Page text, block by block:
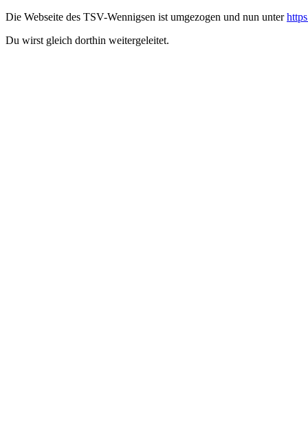
Die Webseite des TSV-Wennigsen ist umgezogen und nun unter
Du wirst gleich dorthin weitergeleitet.